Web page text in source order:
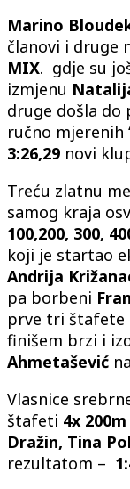
Marino
članovi i druge
MIX. gdje su
izmjenu
druge došla do
ručno mjerenih
3:26,29 novi
Treću zlatnu
samog kraja
100,200, 300,
koji je startao
Andrija
pa borbeni
prve tri štafete
finišem brzi i
Ahmetašević
Vlasnice
štafeti 4x 200m
Dražin, Tina
rezultatom –